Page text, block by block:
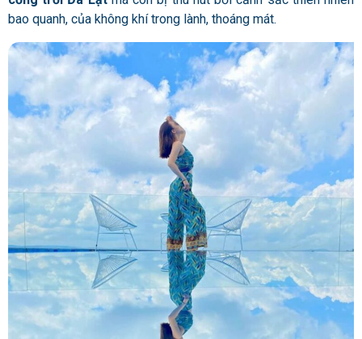
bao quanh, của không khí trong lành, thoáng mát.